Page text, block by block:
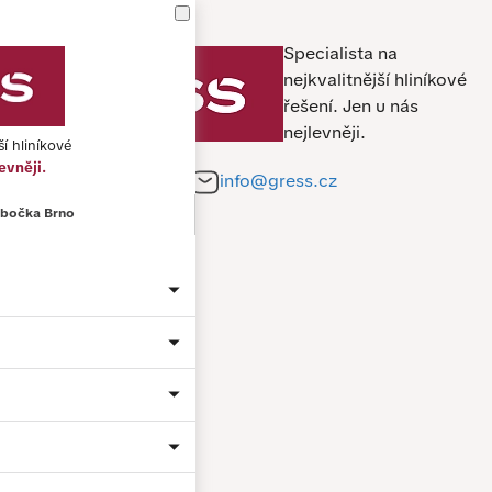
Specialista na
nejkvalitnější hliníkové
řešení. Jen u nás
nejlevněji.
+420 212 241 284 info@gress.cz
Jméno a příjmení *
Material:
hliníkové
Brno